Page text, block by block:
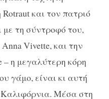
Rotrautκαι τον πατριό
με τη σύντροφό του,
AnnaVivette, και την
– η μεγαλύτερη κόρη
γάμο, είναι κι αυτή
Μέσα στη